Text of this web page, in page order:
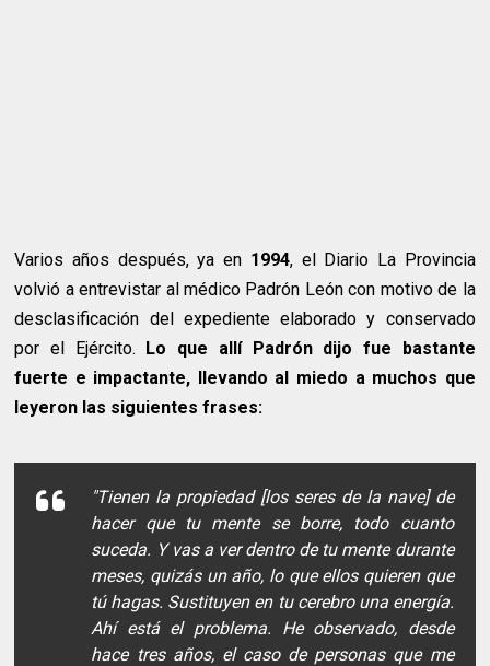
Varios años después, ya en 1994, el Diario La Provincia
volvió a entrevistar al médico Padrón León con motivo de la
desclasificación del expediente elaborado y conservado
por el Ejército. Lo que allí Padrón dijo fue bastante
fuerte e impactante, llevando al miedo a muchos que
leyeron las siguientes frases:
"Tienen la propiedad [los seres de la nave] de
hacer que tu mente se borre, todo cuanto
suceda. Y vas a ver dentro de tu mente durante
meses, quizás un año, lo que ellos quieren que
tú hagas. Sustituyen en tu cerebro una energía.
Ahí está el problema. He observado, desde
hace tres años, el caso de personas que me